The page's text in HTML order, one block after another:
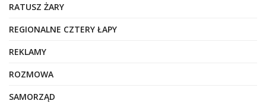
RATUSZ ŻARY
REGIONALNE CZTERY ŁAPY
REKLAMY
ROZMOWA
SAMORZĄD